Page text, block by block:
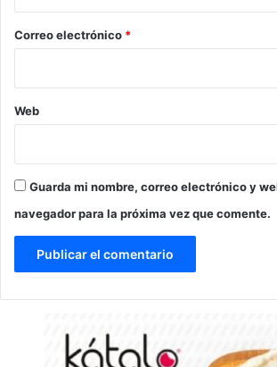
*
Correo electrónico *
Web
Guarda mi nombre, correo electrónico y
navegador para la próxima vez que comente.